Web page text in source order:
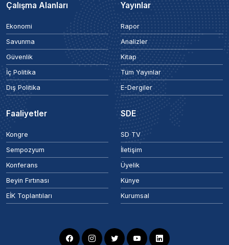
Çalışma Alanları
Ekonomi
Savunma
Güvenlik
İç Politika
Dış Politika
Yayınlar
Rapor
Analizler
Kitap
Tüm Yayınlar
E-Dergiler
Faaliyetler
Kongre
Sempozyum
Konferans
Beyin Fırtınası
EİK Toplantıları
SDE
SD TV
İletişim
Üyelik
Künye
Kurumsal